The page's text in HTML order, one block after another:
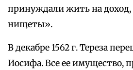
принуждали жить на доход,
нищеты».
В декабре 1562 г. Тереза
Иосифа. Все ее имущество,